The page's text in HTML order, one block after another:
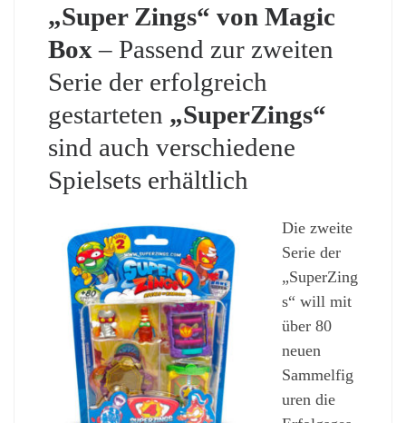
„Super Zings“ von Magic
Box– Passend zur zweiten
Serie der erfolgreich
gestarteten „SuperZings“
sind auch verschiedene
Spielsets erhältlich
Die zweite
Serie der
„SuperZing
s“ will mit
über 80
neuen
Sammelfig
uren die